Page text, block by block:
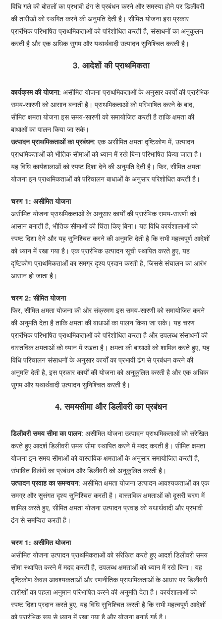
विधि गले की बोतलों का प्रभावी ढंग से प्रबंधन करने और समस्या होने पर डिलीवरी
की तारीखों को स्थगित करने की अनुमति देती है। सीमित योजना इस प्रकार
प्रारंभिक परिभाषित प्राथमिकताओं को परिशोधित करती है, संसाधनों का अनुकूलन
करती है और एक अधिक सुगम और यथार्थवादी उत्पादन सुनिश्चित करती है।
3. आदेशों की प्राथमिकता
कार्यक्रम की योजना: असीमित योजना प्राथमिकताओं के अनुसार कार्यों की प्रारंभिक
समय-सारणी को आसान बनाती है। प्राथमिकताओं को परिभाषित करने के बाद,
सीमित क्षमता योजना इस समय-सारणी को समायोजित करती है ताकि क्षमता की
बाधाओं का पालन किया जा सके।
उत्पादन प्राथमिकताओं का प्रबंधन: एक असीमित क्षमता दृष्टिकोण में, उत्पादन
प्राथमिकताओं को भौतिक सीमाओं को ध्यान में रखे बिना परिभाषित किया जाता है।
यह विधि कार्यशालाओं को स्पष्ट दिशा देने की अनुमति देती है। फिर, सीमित क्षमता
योजना इन प्राथमिकताओं को परिचालन बाधाओं के अनुसार परिशोधित करती है।
चरण 1: असीमित योजना
असीमित योजना प्राथमिकताओं के अनुसार कार्यों की प्रारंभिक समय-सारणी को
आसान बनाती है, भौतिक सीमाओं की चिंता किए बिना। यह विधि कार्यशालाओं को
स्पष्ट दिशा देने और यह सुनिश्चित करने की अनुमति देती है कि सभी महत्वपूर्ण आदेशों
को ध्यान में रखा गया है। एक प्रारंभिक उत्पादन सूची स्थापित करते हुए, यह
दृष्टिकोण प्राथमिकताओं का समग्र दृश्य प्रदान करती है, जिससे संचालन का आरंभ
आसान हो जाता है।
चरण 2: सीमित योजना
फिर, सीमित क्षमता योजना की ओर संक्रमण इस समय-सारणी को समायोजित करने
की अनुमति देता है ताकि क्षमता की बाधाओं का पालन किया जा सके। यह चरण
प्रारंभिक परिभाषित प्राथमिकताओं को परिशोधित करता है और उपलब्ध संसाधनों की
वास्तविक क्षमताओं को ध्यान में रखता है। क्षमता की बाधाओं को शामिल करते हुए, यह
विधि परिचालन संसाधनों के अनुसार कार्यों का प्रभावी ढंग से प्रबंधन करने की
अनुमति देती है, इस प्रकार कार्यों की योजना को अनुकूलित करती है और एक अधिक
सुगम और यथार्थवादी उत्पादन सुनिश्चित करती है।
4. समयसीमा और डिलीवरी का प्रबंधन
डिलीवरी समय सीमा का पालन: असीमित योजना उत्पादन प्राथमिकताओं को संरेखित
करते हुए आदर्श डिलीवरी समय सीमा स्थापित करने में मदद करती है। सीमित क्षमता
योजना इन समय सीमाओं को वास्तविक क्षमताओं के अनुसार समायोजित करती है,
संभावित विलंबों का प्रबंधन और डिलीवरी को अनुकूलित करती है।
उत्पादन प्रवाह का समन्वयन: असीमित क्षमता योजना उत्पादन आवश्यकताओं का एक
समग्र और सुसंगत दृश्य सुनिश्चित करती है। वास्तविक क्षमताओं को दूसरी चरण में
शामिल करते हुए, सीमित क्षमता योजना उत्पादन प्रवाह को यथार्थवादी और प्रभावी
ढंग से समन्वित करती है।
चरण 1: असीमित योजना
असीमित योजना उत्पादन प्राथमिकताओं को संरेखित करते हुए आदर्श डिलीवरी समय
सीमा स्थापित करने में मदद करती है, उपलब्ध क्षमताओं को ध्यान में रखे बिना। यह
दृष्टिकोण केवल आवश्यकताओं और रणनीतिक प्राथमिकताओं के आधार पर डिलीवरी
तारीखों का पहला अनुमान परिभाषित करने की अनुमति देता है। कार्यशालाओं को
स्पष्ट दिशा प्रदान करते हुए, यह विधि सुनिश्चित करती है कि सभी महत्वपूर्ण आदेशों
को प्रारंभिक रूप से ध्यान में रखा गया है और योजना बनाई गई है।